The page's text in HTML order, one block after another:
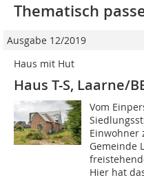
Thematisch
Ausgabe 12/2019
Haus mit Hut
Haus T-S, Laarne/
Vom
Einwohner
Gemeinde
Hier hat